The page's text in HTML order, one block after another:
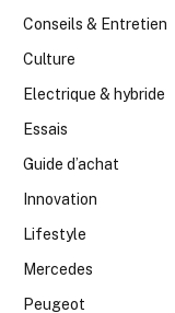
Conseils & Entretien
Culture
Electrique & hybride
Essais
Guide d’achat
Innovation
Lifestyle
Mercedes
Peugeot